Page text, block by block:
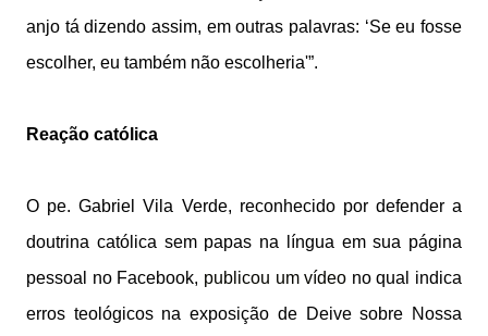
anjo tá dizendo assim, em outras palavras: ‘Se eu fosse
escolher, eu também não escolheria'”.
Reação católica
O pe. Gabriel Vila Verde, reconhecido por defender a
doutrina católica sem papas na língua em sua página
pessoal no Facebook, publicou um vídeo no qual indica
erros teológicos na exposição de Deive sobre Nossa